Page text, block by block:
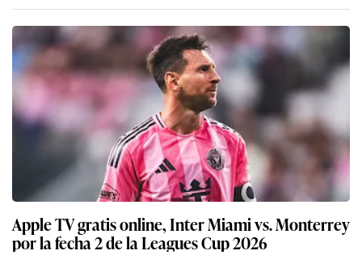
Apple TV gratis online, Inter Miami vs. Monterrey
por la fecha 2 de la Leagues Cup 2026